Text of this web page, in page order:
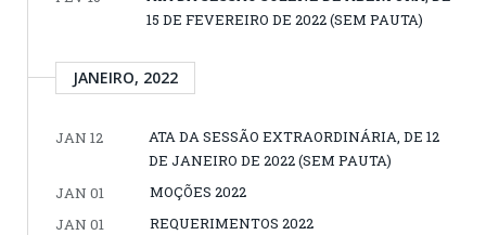
15 DE FEVEREIRO DE 2022 (SEM PAUTA)
JANEIRO, 2022
JAN 12
ATA DA SESSÃO EXTRAORDINÁRIA, DE 12
DE JANEIRO DE 2022 (SEM PAUTA)
JAN 01
MOÇÕES 2022
JAN 01
REQUERIMENTOS 2022